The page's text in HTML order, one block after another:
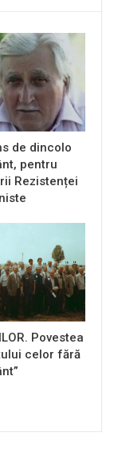
de dincolo
pentru
Rezistenței
Povestea
celor fără